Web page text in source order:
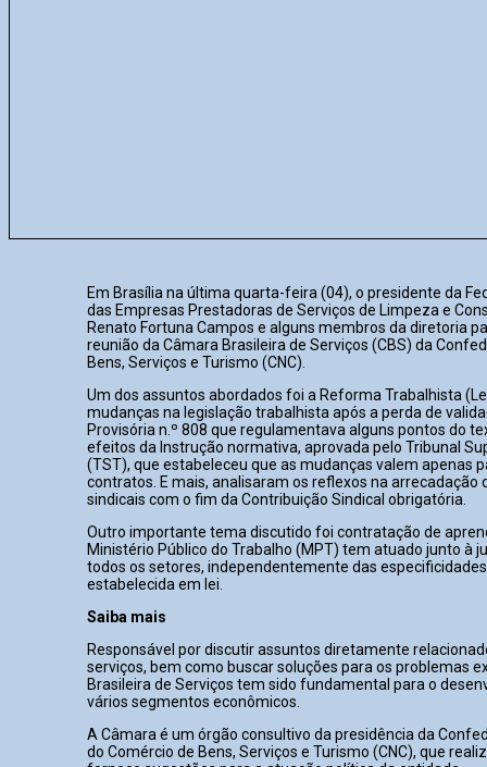
Em Brasília na última quarta-feira (04), o presidente da
das Empresas Prestadoras de Serviços de Limpeza e
Renato Fortuna Campos e alguns membros da diretoria
reunião da Câmara Brasileira de Serviços (CBS) da
Bens, Serviços e Turismo (CNC).
Um dos assuntos abordados foi a Reforma Trabalhista
mudanças na legislação trabalhista após a perda de
Provisória n.º 808 que regulamentava alguns pontos do
efeitos da Instrução normativa, aprovada pelo Tribunal
(TST), que estabeleceu que as mudanças valem apenas
contratos. E mais, analisaram os reflexos na arrecadação
sindicais com o fim da Contribuição Sindical obrigatória.
Outro importante tema discutido foi contratação de
Ministério Público do Trabalho (MPT) tem atuado junto à
todos os setores, independentemente das
estabelecida em lei.
Saiba mais
Responsável por discutir assuntos diretamente
serviços, bem como buscar soluções para os problemas
Brasileira de Serviços tem sido fundamental para o
vários segmentos econômicos.
A Câmara é um órgão consultivo da presidência da
do Comércio de Bens, Serviços e Turismo (CNC), que